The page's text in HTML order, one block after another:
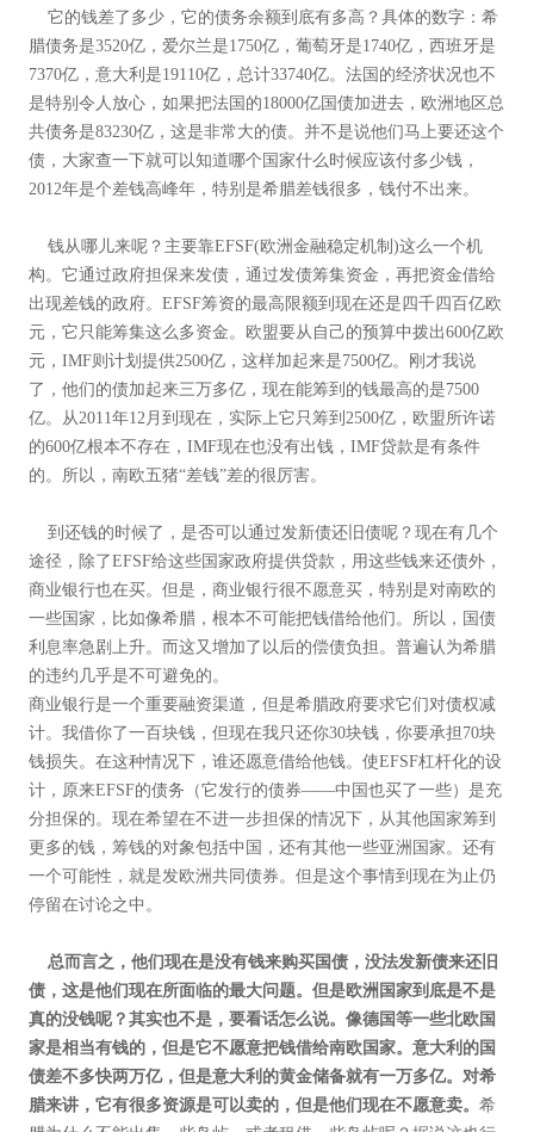
它的钱差了多少，它的债务余额到底有多高？具体的数字：希
腊债务是3520亿，爱尔兰是1750亿，葡萄牙是1740亿，西班牙是
7370亿，意大利是19110亿，总计33740亿。法国的经济状况也不
是特别令人放心，如果把法国的18000亿国债加进去，欧洲地区总
共债务是83230亿，这是非常大的债。并不是说他们马上要还这个
债，大家查一下就可以知道哪个国家什么时候应该付多少钱，
2012年是个差钱高峰年，特别是希腊差钱很多，钱付不出来。
钱从哪儿来呢？主要靠EFSF(欧洲金融稳定机制)这么一个机
构。它通过政府担保来发债，通过发债筹集资金，再把资金借给
出现差钱的政府。EFSF筹资的最高限额到现在还是四千四百亿欧
元，它只能筹集这么多资金。欧盟要从自己的预算中拨出600亿欧
元，IMF则计划提供2500亿，这样加起来是7500亿。刚才我说
了，他们的债加起来三万多亿，现在能筹到的钱最高的是7500
亿。从2011年12月到现在，实际上它只筹到2500亿，欧盟所许诺
的600亿根本不存在，IMF现在也没有出钱，IMF贷款是有条件
的。所以，南欧五猪“差钱”差的很厉害。
到还钱的时候了，是否可以通过发新债还旧债呢？现在有几个
途径，除了EFSF给这些国家政府提供贷款，用这些钱来还债外，
商业银行也在买。但是，商业银行很不愿意买，特别是对南欧的
一些国家，比如像希腊，根本不可能把钱借给他们。所以，国债
利息率急剧上升。而这又增加了以后的偿债负担。普遍认为希腊
的违约几乎是不可避免的。
商业银行是一个重要融资渠道，但是希腊政府要求它们对债权减
计。我借你了一百块钱，但现在我只还你30块钱，你要承担70块
钱损失。在这种情况下，谁还愿意借给他钱。使EFSF杠杆化的设
计，原来EFSF的债务（它发行的债券——中国也买了一些）是充
分担保的。现在希望在不进一步担保的情况下，从其他国家筹到
更多的钱，筹钱的对象包括中国，还有其他一些亚洲国家。还有
一个可能性，就是发欧洲共同债券。但是这个事情到现在为止仍
停留在讨论之中。
总而言之，他们现在是没有钱来购买国债，没法发新债来还旧
债，这是他们现在所面临的最大问题。但是欧洲国家到底是不是
真的没钱呢？其实也不是，要看话怎么说。像德国等一些北欧国
家是相当有钱的，但是它不愿意把钱借给南欧国家。意大利的国
债差不多快两万亿，但是意大利的黄金储备就有一万多亿。对希
腊来讲，它有很多资源是可以卖的，但是他们现在不愿意卖。希